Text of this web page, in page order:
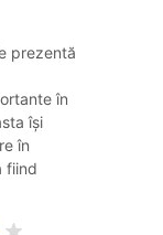
prezentă
în
își
în
fiind